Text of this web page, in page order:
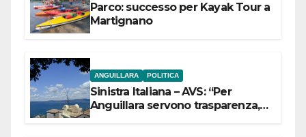
Parco: successo per Kayak Tour a
Martignano
ANGUILLARA POLITICA
Sinistra Italiana – AVS: “Per
Anguillara servono trasparenza,